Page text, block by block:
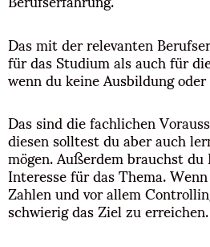
Das mit der relevanten
für das Studium als auch für
wenn du keine Ausbildung
Das sind die fachlichen
diesen solltest du aber auch
mögen. Außerdem brauchst
Interesse für das Thema.
Zahlen und vor allem
schwierig das Ziel zu erreichen.